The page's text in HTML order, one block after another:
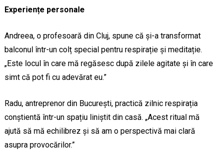
Experiențe personale
Andreea, o profesoară din Cluj, spune că și-a transformat
balconul într-un colț special pentru respirație și meditație.
„Este locul în care mă regăsesc după zilele agitate și în care
simt că pot fi cu adevărat eu.”
Radu, antreprenor din București, practică zilnic respirația
conștientă într-un spațiu liniștit din casă. „Acest ritual mă
ajută să mă echilibrez și să am o perspectivă mai clară
asupra provocărilor.”